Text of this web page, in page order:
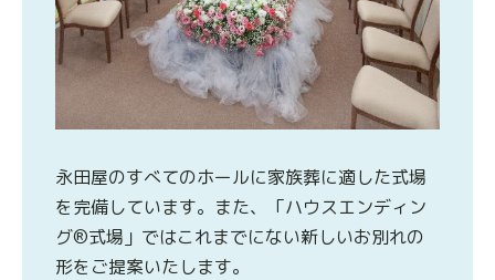
永田屋のすべてのホールに家族葬に適した式場
を完備しています。また、「ハウスエンディン
グ®式場」ではこれまでにない新しいお別れの
形をご提案いたします。